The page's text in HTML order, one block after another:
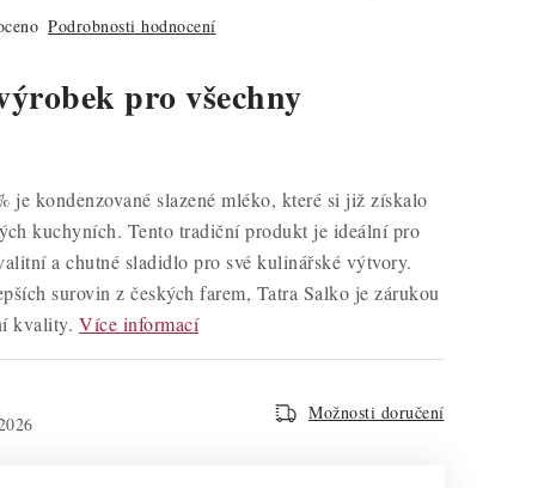
Podrobnosti hodnocení
pro všechny
je kondenzované slazené mléko, které si již získalo
kuchyních. Tento tradiční produkt je ideální pro
a chutné sladidlo pro své kulinářské výtvory.
surovin z českých farem, Tatra Salko je zárukou
kvality. Více informací
Možnosti doručení